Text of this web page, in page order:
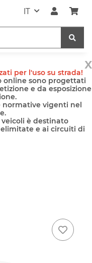
IT
x
per l'uso su strada!
online sono progettati
e da esposizione
normative vigenti nel
è destinato
e ai circuiti di